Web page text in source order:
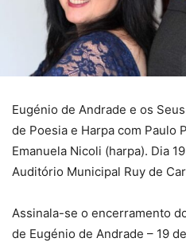
Eugénio de Andrade e os
de Poesia e Harpa com Paulo
Emanuela Nicoli (harpa). Dia
Auditório Municipal Ruy de
Assinala-se o encerramento
de Eugénio de Andrade – 19